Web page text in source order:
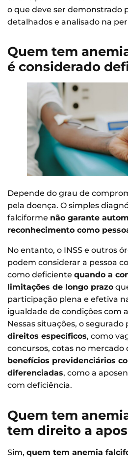
o que deve ser demonstrado
detalhados e analisado na
Quem tem
é considerado
Depende do grau de
pela doença. O simples
falciforme não garante
reconhecimento como
No entanto, o INSS e outros
podem considerar a pessoa
como deficiente quando a
limitações de longo prazo
participação plena e efetiva
igualdade de condições com
Nessas situações, o segurado
direitos específicos, como
concursos, cotas no mercado
benefícios previdenciários
diferenciadas, como a
com deficiência.
Quem tem
tem direito a
Sim, quem tem anemia